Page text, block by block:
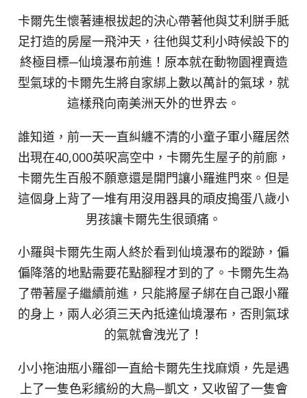
卡爾先生懷著連根拔起的決心帶著他與艾利胼手胝
足打造的房屋一飛沖天，往他與艾利小時候設下的
終極目標─仙境瀑布前進！原本就在動物園裡賣造
型氣球的卡爾先生將自家綁上數以萬計的氣球，就
這樣飛向南美洲天外的世界去。
誰知道，前一天一直糾纏不清的小童子軍小羅居然
出現在40,000英呎高空中，卡爾先生屋子的前廊，
卡爾先生百般不願意還是開門讓小羅進門來。但是
這個身上背了一堆有用沒用器具的頑皮搗蛋八歲小
男孩讓卡爾先生很頭痛。
小羅與卡爾先生兩人終於看到仙境瀑布的蹤跡，偏
偏降落的地點需要花點腳程才到的了。卡爾先生為
了帶著屋子繼續前進，只能將屋子綁在自己跟小羅
的身上，兩人必須三天內抵達仙境瀑布，否則氣球
的氣就會洩光了！
小小拖油瓶小羅卻一直給卡爾先生找麻煩，先是遇
上了一隻色彩繽紛的大鳥─凱文，又收留了一隻會